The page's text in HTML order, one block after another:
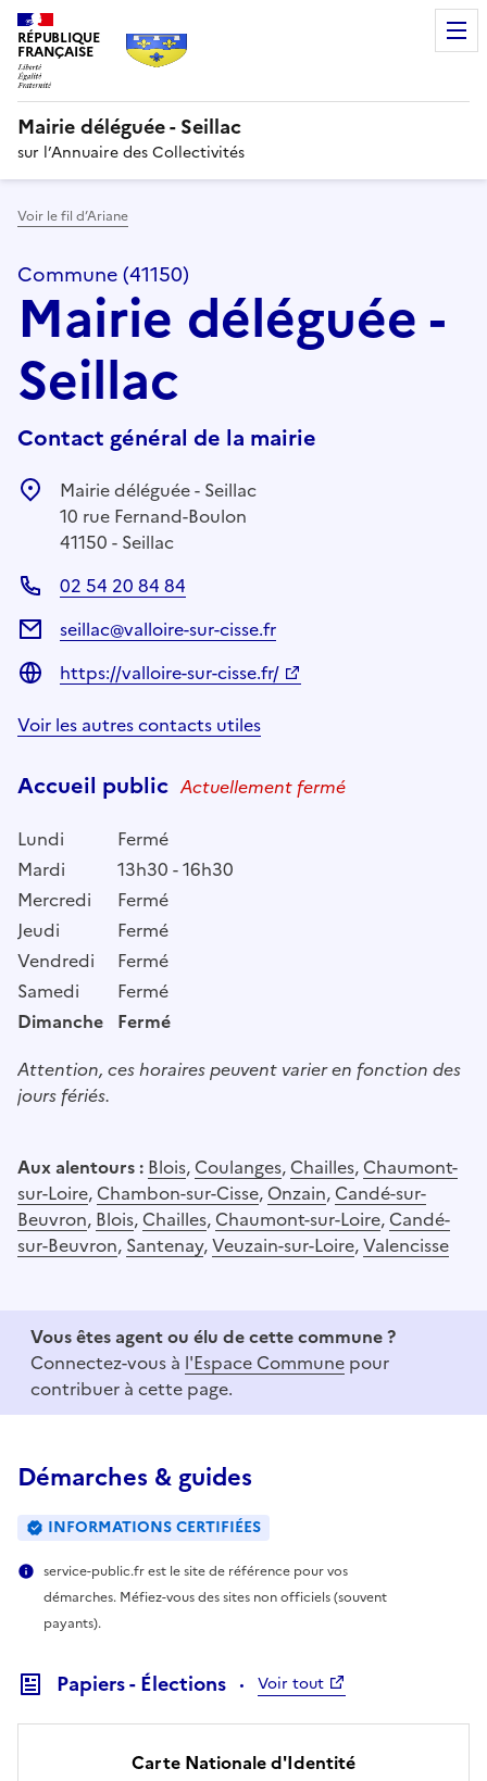
RÉPUBLIQUE
FRANÇAISE
Mairie déléguée - Seillac
sur l’Annuaire des Collectivités
Voir le fil d’Ariane
Commune (41150)
Mairie déléguée -
Seillac
Contact général de la mairie
Mairie déléguée - Seillac
10 rue Fernand-Boulon
41150 - Seillac
02 54 20 84 84
seillac@valloire-sur-cisse.fr
https://valloire-sur-cisse.fr/
Voir les autres contacts utiles
Accueil public Actuellement fermé
Lundi
Fermé
Mardi
13h30 - 16h30
Mercredi
Fermé
Jeudi
Fermé
Vendredi
Fermé
Samedi
Fermé
Dimanche Fermé
Attention, ces horaires peuvent varier en fonction des
jours fériés.
Aux alentours : Blois, Coulanges, Chailles, Chaumont-
sur-Loire, Chambon-sur-Cisse, Onzain, Candé-sur-
Beuvron, Blois, Chailles, Chaumont-sur-Loire, Candé-
sur-Beuvron, Santenay,Veuzain-sur-Loire,Valencisse
Vous êtes agent ou élu de cette commune ?
Connectez-vous à l'Espace Commune pour
contribuer à cette page.
Démarches & guides
INFORMATIONS CERTIFIÉES
service-public.fr est le site de référence pour vos
démarches. Méfiez-vous des sites non officiels (souvent
payants).
Papiers - Élections Voir tout
Carte Nationale d'Identité